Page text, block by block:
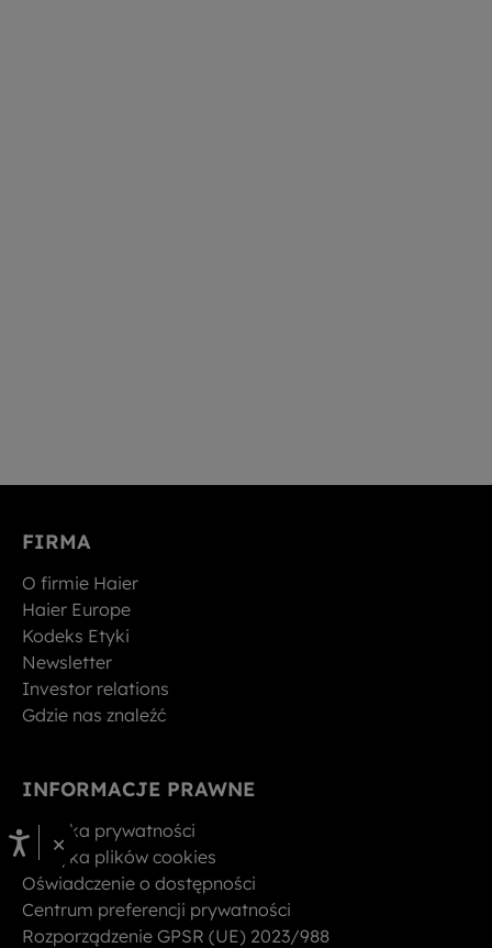
FIRMA
O firmie Haier
Haier Europe
Kodeks Etyki
Newsletter
Investor relations
Gdzie nas znaleźć
INFORMACJE PRAWNE
Polityka prywatności
Polityka plików cookies
Oświadczenie o dostępności
Centrum preferencji prywatności
Rozporządzenie GPSR (UE) 2023/988
×